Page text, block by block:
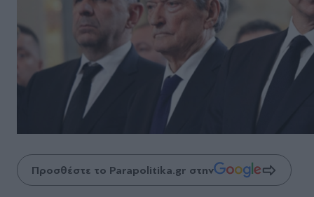
Προσθέστε το Parapolitika.gr στην